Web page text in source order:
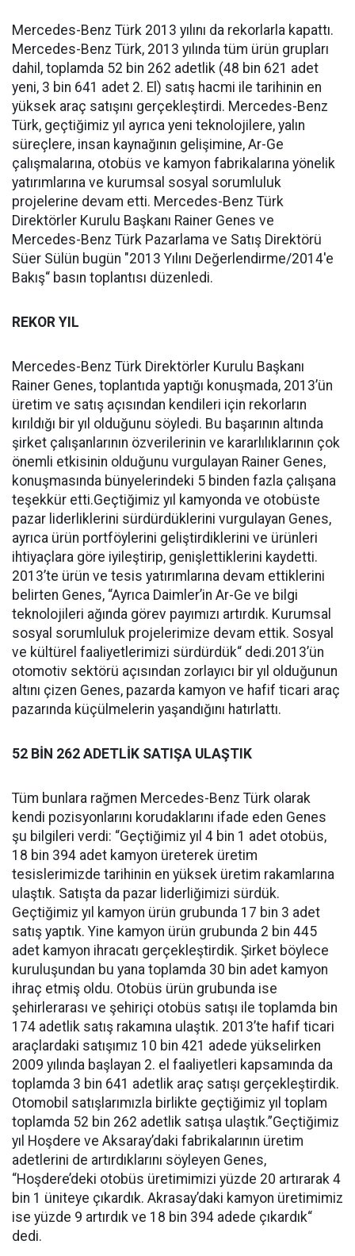
Mercedes-Benz Türk 2013 yılını da rekorlarla kapattı.
Mercedes-Benz Türk, 2013 yılında tüm ürün grupları
dahil, toplamda 52 bin 262 adetlik (48 bin 621 adet
yeni, 3 bin 641 adet 2. El) satış hacmi ile tarihinin en
yüksek araç satışını gerçekleştirdi. Mercedes-Benz
Türk, geçtiğimiz yıl ayrıca yeni teknolojilere, yalın
süreçlere, insan kaynağının gelişimine, Ar-Ge
çalışmalarına, otobüs ve kamyon fabrikalarına yönelik
yatırımlarına ve kurumsal sosyal sorumluluk
projelerine devam etti. Mercedes-Benz Türk
Direktörler Kurulu Başkanı Rainer Genes ve
Mercedes-Benz Türk Pazarlama ve Satış Direktörü
Süer Sülün bugün "2013 Yılını Değerlendirme/2014'e
Bakış“ basın toplantısı düzenledi.
REKOR YIL
Mercedes-Benz Türk Direktörler Kurulu Başkanı
Rainer Genes, toplantıda yaptığı konuşmada, 2013’ün
üretim ve satış açısından kendileri için rekorların
kırıldığı bir yıl olduğunu söyledi. Bu başarının altında
şirket çalışanlarının özverilerinin ve kararlılıklarının çok
önemli etkisinin olduğunu vurgulayan Rainer Genes,
konuşmasında bünyelerindeki 5 binden fazla çalışana
teşekkür etti.Geçtiğimiz yıl kamyonda ve otobüste
pazar liderliklerini sürdürdüklerini vurgulayan Genes,
ayrıca ürün portföylerini geliştirdiklerini ve ürünleri
ihtiyaçlara göre iyileştirip, genişlettiklerini kaydetti.
2013’te ürün ve tesis yatırımlarına devam ettiklerini
belirten Genes, “Ayrıca Daimler’in Ar-Ge ve bilgi
teknolojileri ağında görev payımızı artırdık. Kurumsal
sosyal sorumluluk projelerimize devam ettik. Sosyal
ve kültürel faaliyetlerimizi sürdürdük“ dedi.2013’ün
otomotiv sektörü açısından zorlayıcı bir yıl olduğunun
altını çizen Genes, pazarda kamyon ve hafif ticari araç
pazarında küçülmelerin yaşandığını hatırlattı.
52 BİN 262 ADETLİK SATIŞA ULAŞTIK
Tüm bunlara rağmen Mercedes-Benz Türk olarak
kendi pozisyonlarını korudaklarını ifade eden Genes
şu bilgileri verdi: “Geçtiğimiz yıl 4 bin 1 adet otobüs,
18 bin 394 adet kamyon üreterek üretim
tesislerimizde tarihinin en yüksek üretim rakamlarına
ulaştık. Satışta da pazar liderliğimizi sürdük.
Geçtiğimiz yıl kamyon ürün grubunda 17 bin 3 adet
satış yaptık. Yine kamyon ürün grubunda 2 bin 445
adet kamyon ihracatı gerçekleştirdik. Şirket böylece
kuruluşundan bu yana toplamda 30 bin adet kamyon
ihraç etmiş oldu. Otobüs ürün grubunda ise
şehirlerarası ve şehiriçi otobüs satışı ile toplamda bin
174 adetlik satış rakamına ulaştık. 2013’te hafif ticari
araçlardaki satışımız 10 bin 421 adede yükselirken
2009 yılında başlayan 2. el faaliyetleri kapsamında da
toplamda 3 bin 641 adetlik araç satışı gerçekleştirdik.
Otomobil satışlarımızla birlikte geçtiğimiz yıl toplam
toplamda 52 bin 262 adetlik satışa ulaştık.”Geçtiğimiz
yıl Hoşdere ve Aksaray’daki fabrikalarının üretim
adetlerini de artırdıklarını söyleyen Genes,
“Hoşdere’deki otobüs üretimimizi yüzde 20 artırarak 4
bin 1 üniteye çıkardık. Akrasay’daki kamyon üretimimiz
ise yüzde 9 artırdık ve 18 bin 394 adede çıkardık“
dedi.